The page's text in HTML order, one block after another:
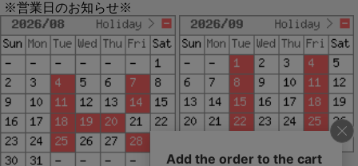
※営業日のお知らせ※